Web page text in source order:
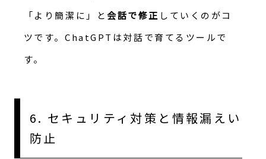
「より簡潔に」と会話で修正 していくのがコ
ツです。ChatGPTは対話で育てるツールで
す。
6. セキュリティ対策と情報漏えい
防止